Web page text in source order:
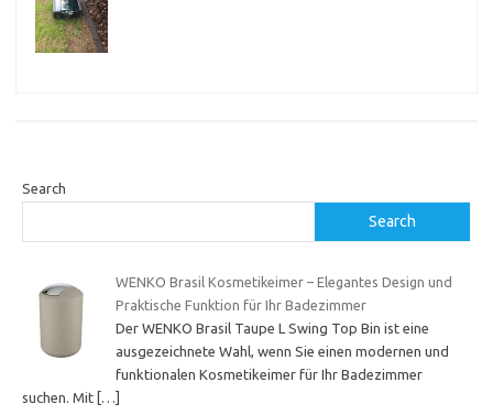
Search
Search
WENKO Brasil Kosmetikeimer – Elegantes Design und
Praktische Funktion für Ihr Badezimmer
Der WENKO Brasil Taupe L Swing Top Bin ist eine
ausgezeichnete Wahl, wenn Sie einen modernen und
funktionalen Kosmetikeimer für Ihr Badezimmer
suchen. Mit […]